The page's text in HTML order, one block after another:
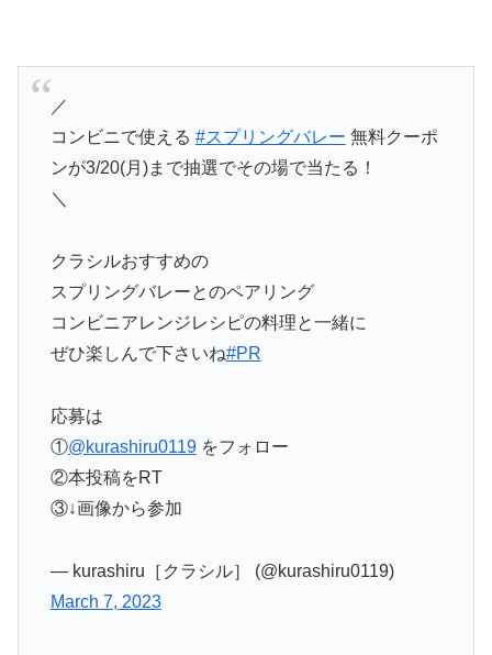
／
コンビニで使える #スプリングバレー 無料クーポ
ンが3/20(月)まで抽選でその場で当たる！
＼
クラシルおすすめの
スプリングバレーとのペアリング
コンビニアレンジレシピの料理と一緒に
ぜひ楽しんで下さいね#PR
応募は
①@kurashiru0119をフォロー
②本投稿をRT
③↓画像から参加
— kurashiru［クラシル］ (@kurashiru0119)
March 7, 2023